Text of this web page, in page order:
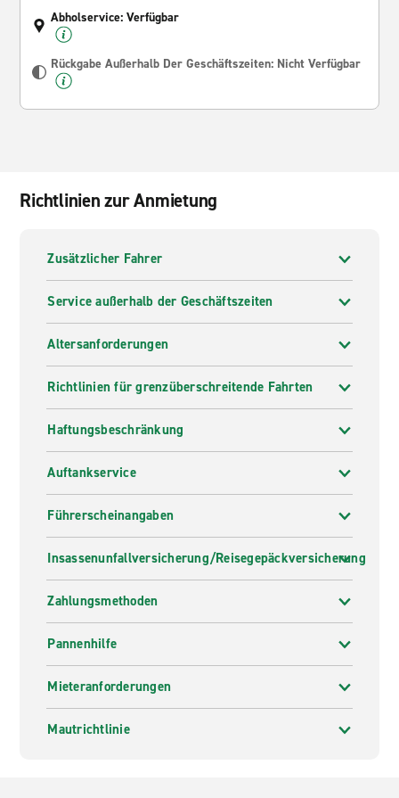
Abholservice: Verfügbar
Rückgabe Außerhalb Der Geschäftszeiten: Nicht Verfügbar
Richtlinien zur Anmietung
Zusätzlicher Fahrer
Service außerhalb der Geschäftszeiten
Altersanforderungen
Richtlinien für grenzüberschreitende Fahrten
Haftungsbeschränkung
Auftankservice
Führerscheinangaben
Insassenunfallversicherung/Reisegepäckversicherung
Zahlungsmethoden
Pannenhilfe
Mieteranforderungen
Mautrichtlinie